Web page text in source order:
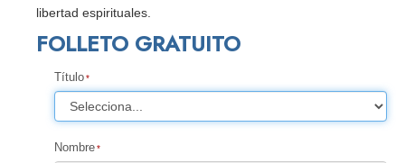
libertad espirituales.
FOLLETO GRATUITO
Título
Nombre